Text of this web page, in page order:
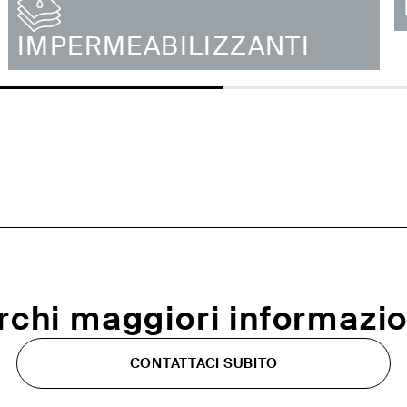
IMPERMEABILIZZANTI
maggiori
CONTATTACI SUBITO